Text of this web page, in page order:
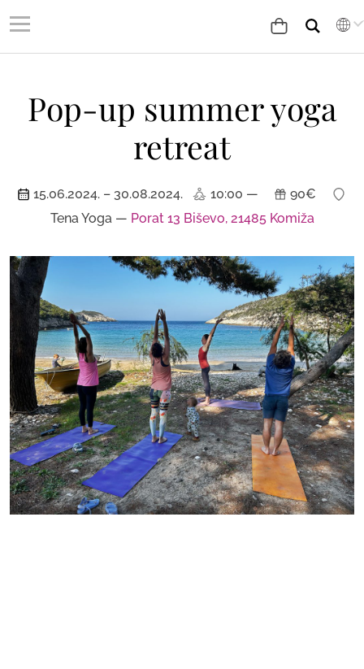
Pop-up summer yoga
retreat
15.06.2024. – 30.08.2024. 10:00 —
90€
Tena Yoga — Porat 13 Biševo, 21485 Komiža